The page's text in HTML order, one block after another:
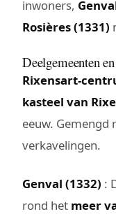
inwoners,
Rosières (1331)
Deelgemeenten
Rixensart-
kasteel van
eeuw. Gemengd
verkavelingen.
Genval (1332) :
rond het meer